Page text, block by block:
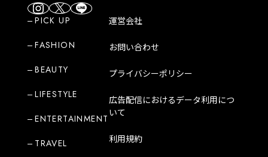
PICK UP
FASHION
BEAUTY
LIFESTYLE
ENTERTAINMENT
TRAVEL
運営会社
お問い合わせ
プライバシーポリシー
広告配信におけるデータ利用につ
いて
利用規約